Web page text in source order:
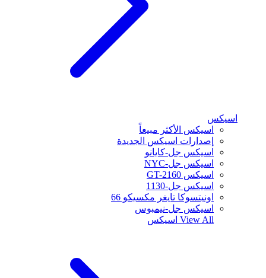
اسيكس
اسيكس الأكثر مبيعاً
إصدارات اسيكس الجديدة
اسيكس جل-كايانو
اسيكس جل-NYC
اسيكس GT-2160
اسيكس جل-1130
اونيتسوكا تايغر مكسيكو 66
اسيكس جل-نيمبوس
View All اسيكس